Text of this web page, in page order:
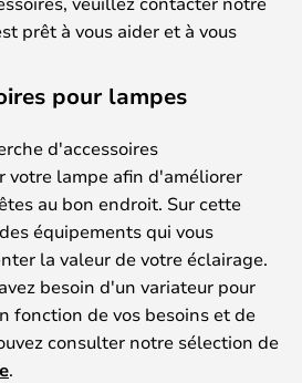
prêt à vous aider et à vous
pour lampes
d'accessoires
votre lampe afin d'améliorer
au bon endroit. Sur cette
équipements qui vous
la valeur de votre éclairage.
besoin d'un variateur pour
fonction de vos besoins et de
consulter notre sélection de
.